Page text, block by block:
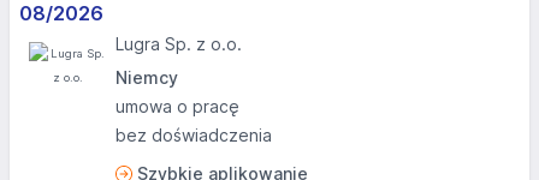
08/2026
Lugra Sp. z o.o.
Niemcy
umowa o pracę
bez doświadczenia
Szybkie aplikowanie